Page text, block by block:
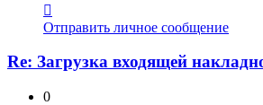
информация
пользователя
Отправить личное сообщение
Re: Загрузка входящей
0